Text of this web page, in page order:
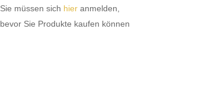
Sie müssen sich hier anmelden,
bevor Sie Produkte kaufen können